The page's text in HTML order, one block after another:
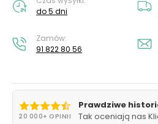
do 5 dni
Zamów:
91 822 80 56
20 000+ OPINII
Prawdziwe
Tak oceniają nas